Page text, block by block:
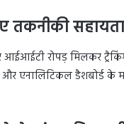
तकनीकी सहायता
रोपड़ मिलकर
और एनालिटिकल डैशबोर्ड